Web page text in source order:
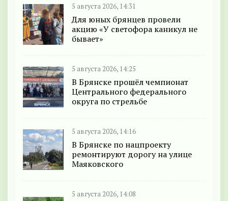
5 августа 2026, 14:31
Для юных брянцев провели
акцию «У светофора каникул не
бывает»
5 августа 2026, 14:25
В Брянске прошёл чемпионат
Центрального федерального
округа по стрельбе
5 августа 2026, 14:16
В Брянске по нацпроекту
ремонтируют дорогу на улице
Маяковского
5 августа 2026, 14:08